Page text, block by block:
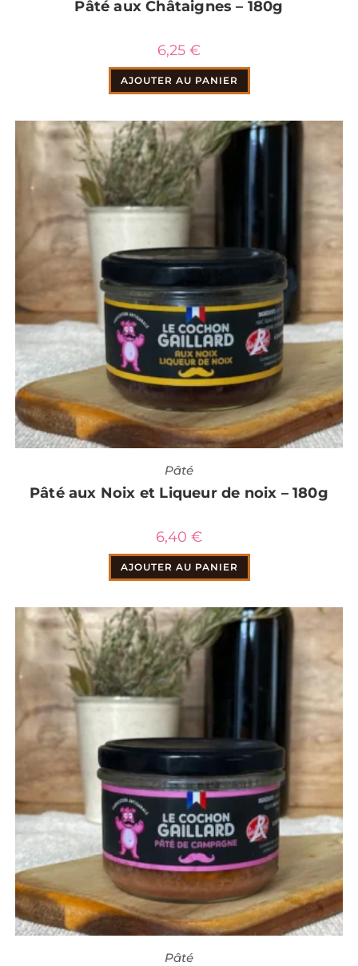
Pâté aux Châtaignes – 180g
6,25 €
AJOUTER AU PANIER
Pâté
Pâté aux Noix et Liqueur de noix – 180g
6,40 €
AJOUTER AU PANIER
Pâté